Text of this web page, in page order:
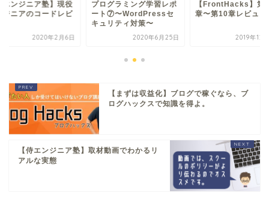
エンジニア塾】現役
ジニアのコードレビ
2020年2月6日
プログラミング学習レポ
ート⑦〜WordPressセ
キュリティ対策〜
2020年6月25日
【FrontHacks】第8
章〜第10章レビュー
2019年12
【まずは収益化】ブログで稼ぐなら、ブ
ログハックスで知識を得よ。
【侍エンジニア塾】取材動画でわかるリ
アルな実態